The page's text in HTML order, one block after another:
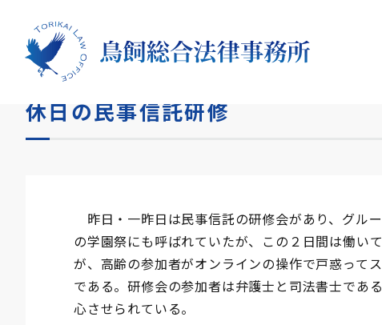
HOME
休日の民事信託研修
昨日・一昨日は民事信託の研修会があり、グル
の学園祭にも呼ばれていたが、この２日間は働い
が、高齢の参加者がオンラインの操作で戸惑って
である。研修会の参加者は弁護士と司法書士であ
心させられている。